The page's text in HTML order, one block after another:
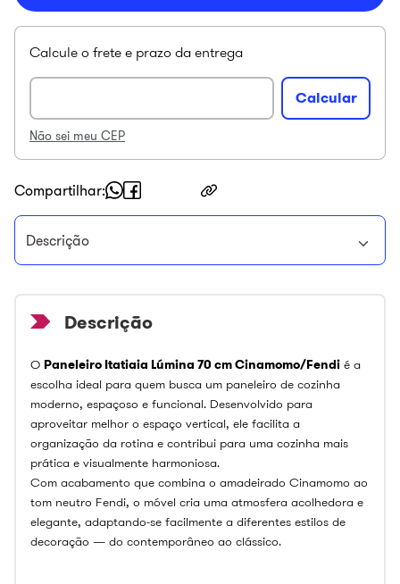
Não sei meu CEP
Compartilhar
Descrição
O Paneleiro Itatiaia Lúmina 70 cm Cinamomo/Fendi é a
escolha ideal para quem busca um paneleiro de cozinha
moderno, espaçoso e funcional. Desenvolvido para
aproveitar melhor o espaço vertical, ele facilita a
organização da rotina e contribui para uma cozinha mais
prática e visualmente harmoniosa.
Com acabamento que combina o amadeirado Cinamomo ao
tom neutro Fendi, o móvel cria uma atmosfera acolhedora e
elegante, adaptando-se facilmente a diferentes estilos de
decoração — do contemporâneo ao clássico.